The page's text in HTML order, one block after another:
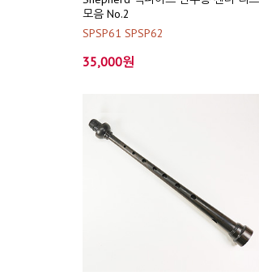
모음 No.2
SPSP61 SPSP62
35,000원